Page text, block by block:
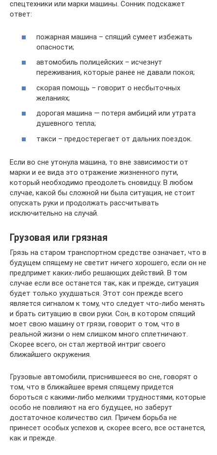
спецтехники или марки машины. Сонник подскажет
ответ:
пожарная машина – спящий сумеет избежать
опасности;
автомобиль полицейских – исчезнут
переживания, которые ранее не давали покоя;
скорая помощь – говорит о несбыточных
желаниях;
дорогая машина — потеря амбиций или утрата
душевного тепла;
такси – предостерегает от дальних поездок.
Если во сне утонула машина, то вне зависимости от
марки и ее вида это отражение жизненного пути,
который необходимо преодолеть сновидцу. В любом
случае, какой бы сложной ни была ситуация, не стоит
опускать руки и продолжать рассчитывать
исключительно на случай.
Грузовая или грязная
Грязь на старом транспортном средстве означает, что в
будущем спящему не светит ничего хорошего, если он не
предпримет каких-либо решающих действий. В том
случае если все останется так, как и прежде, ситуация
будет только ухудшаться. Этот сон прежде всего
является сигналом к тому, что следует что-либо менять
и брать ситуацию в свои руки. Сон, в котором спящий
моет свою машину от грязи, говорит о том, что в
реальной жизни о нем слишком много сплетничают.
Скорее всего, он стал жертвой интриг своего
ближайшего окружения.
Грузовые автомобили, приснившееся во сне, говорят о
том, что в ближайшее время спящему придется
бороться с какими-либо мелкими трудностями, которые
особо не повлияют на его будущее, но заберут
достаточное количество сил. Причем борьба не
принесет особых успехов и, скорее всего, все останется,
как и прежде.